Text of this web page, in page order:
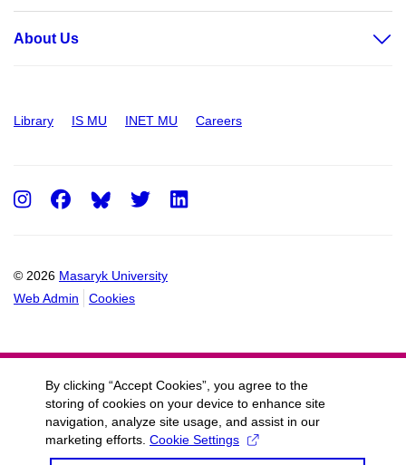
About Us
Library IS MU INET MU Careers
© 2026 Masaryk University
Web Admin
Cookies
Instagram
FacebookTwitter
By clicking “Accept Cookies”, you agree to the
storing of cookies on your device to enhance site
navigation, analyze site usage, and assist in our
marketing efforts. Cookie Settings